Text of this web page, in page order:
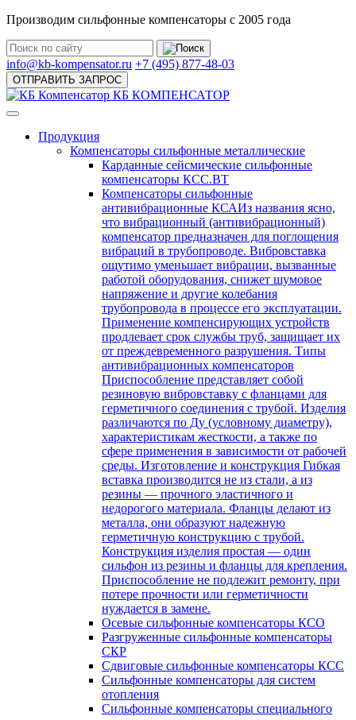
Производим сильфонные компенсаторы с 2005 года
info@kb-kompensator.ru +7 (495) 877-48-03
ОТПРАВИТЬ ЗАПРОС
КБ КОМПЕНСАТОР
Продукция
Компенсаторы сильфонные металлические
Карданные сейсмические сильфонные
компенсаторы КСС.ВТ
Компенсаторы сильфонные
антивибрационные КСАИз названия ясно,
что вибрационный (антивибрационный)
компенсатор предназначен для поглощения
вибраций в трубопроводе. Вибровставка
ощутимо уменьшает вибрации, вызванные
работой оборудования, снижет шумовое
напряжение и другие колебания
трубопровода в процессе его эксплуатации.
Применение компенсирующих устройств
продлевает срок службы труб, защищает их
от преждевременного разрушения. Типы
антивибрационных компенсаторов
Приспособление представляет собой
резиновую вибровставку с фланцами для
герметичного соединения с трубой. Изделия
различаются по Ду (условному диаметру),
характеристикам жесткости, а также по
сфере применения в зависимости от рабочей
среды. Изготовление и конструкция Гибкая
вставка производится не из стали, а из
резины — прочного эластичного и
недорогого материала. Фланцы делают из
металла, они образуют надежную
герметичную конструкцию с трубой.
Конструкция изделия простая — один
сильфон из резины и фланцы для крепления.
Приспособление не подлежит ремонту, при
потере прочности или герметичности
нуждается в замене.
Осевые сильфонные компенсаторы КСО
Разгруженные сильфонные компенсаторы
СКР
Сдвиговые сильфонные компенсаторы КСС
Сильфонные компенсаторы для систем
отопления
Сильфонные компенсаторы специального